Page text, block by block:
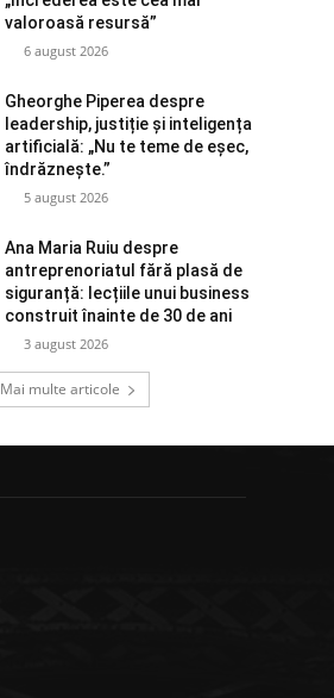
valoroasă resursă”
6 august 2026
Gheorghe Piperea despre
leadership, justiție și inteligența
artificială: „Nu te teme de eșec,
îndrăznește.”
5 august 2026
Ana Maria Ruiu despre
antreprenoriatul fără plasă de
siguranță: lecțiile unui business
construit înainte de 30 de ani
3 august 2026
Mai multe articole